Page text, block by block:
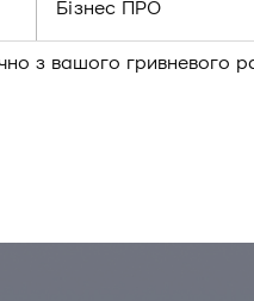
Бізнес ПРО
з вашого гривневого